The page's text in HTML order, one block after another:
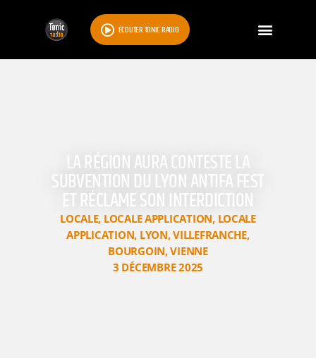
ÉCOUTER TONIC RADIO
LA RÉGION AURA CONTESTE LA
SUBVENTION DU LYON ANTIFA FEST
ET RÉCLAME SON INTERDICTION
LOCALE, LOCALE APPLICATION, LOCALE
APPLICATION, LYON,VILLEFRANCHE,
BOURGOIN,VIENNE
3 DÉCEMBRE 2025